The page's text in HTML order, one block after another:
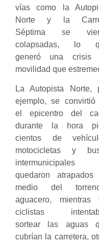
vías como la
Norte y la
Séptima se
colapsadas, lo
generó una crisis
movilidad que
La Autopista Norte,
ejemplo, se convirtió
el epicentro del
durante la hora
cientos de
motocicletas y
intermunicipales
quedaron atrapados
medio del
aguacero, mientras
ciclistas
sortear las aguas
cubrían la carretera,